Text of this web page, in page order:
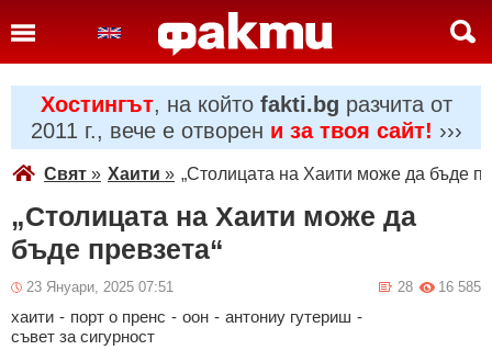
Хостингът, на който fakti.bg разчита от
2011 г., вече е отворен и за твоя сайт! ›››
Свят » Хаити » „Столицата на Хаити може да бъде
„Столицата на Хаити може да
бъде превзета“
23 Януари, 2025 07:51 16 585
28
хаити - порт о пренс - оон - антониу гутериш -
съвет за сигурност